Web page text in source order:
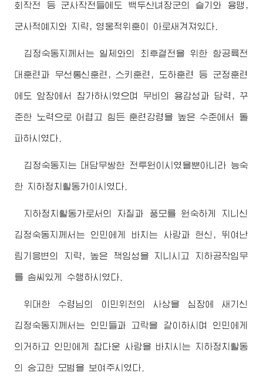
회작전 등 군사작전들에도 백두산녀 장군의 슬기와 용맹,
군사적예지와 지략, 영웅적위훈이 아로새겨져있다.
김정숙동지 께서는 일제와의 최후결전을 위한 항공륙전
대훈련과 무선통신훈련, 스키훈련, 도하훈련 등 군정훈련
에도 앞장에서 참가하시였으며 무비의 용감성과 담력, 꾸
준한 노력으로 어렵고 힘든 훈련강령을 높은 수준에서 돌
파하시였다.
김정숙동지 는 대담무쌍한 전투원이시였을뿐아니라 능숙
한 지하정치활동가이시였다.
지하정치활동가로서의 자질과 풍모를 원숙하게 지니신
김정숙동지 께서는 인민에게 바치는 사랑과 헌신, 뛰여난
림기응변의 지략, 높은 책임성을 지니시고 지하공작임무
를 솜씨있게 수행하시였다.
위대한 수령님의 이민위천의 사상을 심장에 새기신
김정숙동지 께서는 인민들과 고락을 같이하시며 인민에게
의거하고 인민에게 참다운 사랑을 바치시는 지하정치활동
의 숭고한 모범을 보여주시였다.